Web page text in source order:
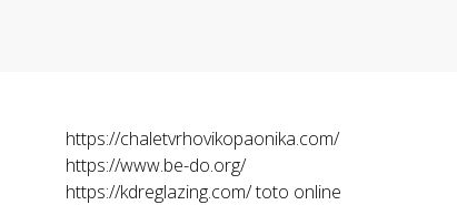
https://chaletvrhovikopaonika.com/
https://www.be-do.org/
https://kdreglazing.com/toto online